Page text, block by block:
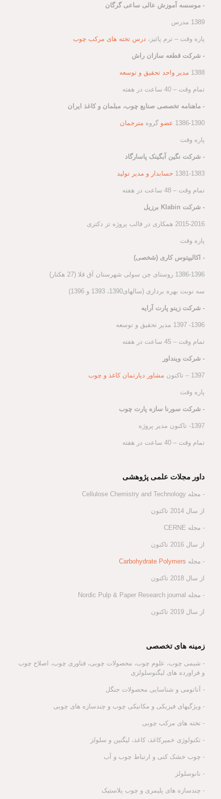
- موسسه آموزش عالی ساعی گرگان
1389 مدرس
پاره وقت – ترم پائیز، درس تخته های مرکب چوب
- شرکت قطعه سازان راش
1388 مدیر واحد تحقیق و توسعه
تمام وقت – 40 ساعت در هفته
- ماهنامه تخصصی صنایع چوب، مبلمان و کاغذ ایران
1386-1390 عضو گروه مترجمان
پاره وقت
- شرکت نگین آبگینک پاسارگاد
1381-1383 حسابدار و مدیر تولید
تمام وقت – 48 ساعت در هفته
- شرکت Klabin برزیل
2015-2016 همکاری در قالب پروژه تز دکتری
پاره وقت
- اکالیپتوس کاری (شخصی)
1386-1396 روستای چن سولی شهرستان آق قلا (27 هکتار)
سه نوبت بهره برداری (سالهای1390، 1393 و 1396)
- شرکت زینو پارت آرایه
1396- 1397 مدیر تحقیق و توسعه
تمام وقت – 45 ساعت در هفته
- شرکت وینداور
1397 – تاکنون مشاور دپارتمان کاغذ و چوب
پاره وقت
- شرکت سورنا سازه پارت چوب
1397- تاکنون مدیر پروژه
تمام وقت – 40 ساعت در هفته
داور مجلات علمی پژوهشی
- مجله Cellulose Chemistry and Technology
از سال 2014 تاکنون
- مجله CERNE
از سال 2016 تاکنون
- مجله Carbohydrate Polymers
از سال 2018 تاکنون
- مجله Nordic Pulp & Paper Research journal
از سال 2019 تاکنون
زمینه های تخصصی
- شیمی چوب، علوم چوب، محصولات چوبی، فناوری چوب، اصلاح چوب
و فراورده های لیگنوسلولزی
- آناتومی و شناسایی محصولات جنگل
- ویژگیهای فیزیکی و مکانیکی چوب و چندسازه های چوبی
- تخته های مرکب چوبی
- تکنولوژی خمیرکاغذ، کاغذ، لیگنین و سلولز
- چوب خشک کنی و ارتباط چوب و آب
- نانوسلولز
- چندسازه های پلیمری و چوب پلاستیک